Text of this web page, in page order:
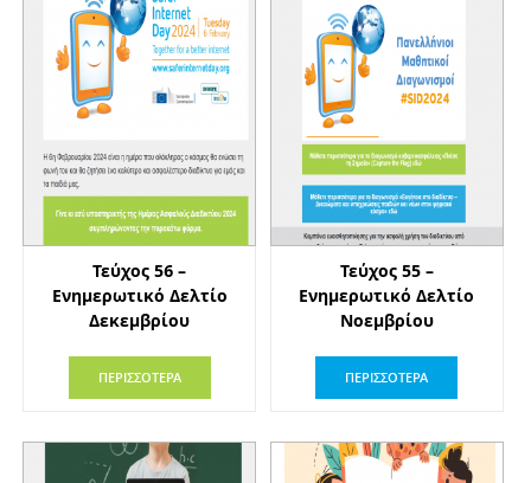
Τεύχος 56 –
Ενημερωτικό Δελτίο
Δεκεμβρίου
ΠΕΡΙΣΣΟΤΕΡΑ
Τεύχος 55 –
Ενημερωτικό Δελτίο
Νοεμβρίου
ΠΕΡΙΣΣΟΤΕΡΑ